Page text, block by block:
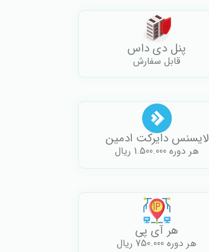
پنل دی داس
قابل سفارش
لایسنس دایرکت ادمین
هر دوره 1.500.000 ریال
هر آی پی
هر دوره 750.000 ریال